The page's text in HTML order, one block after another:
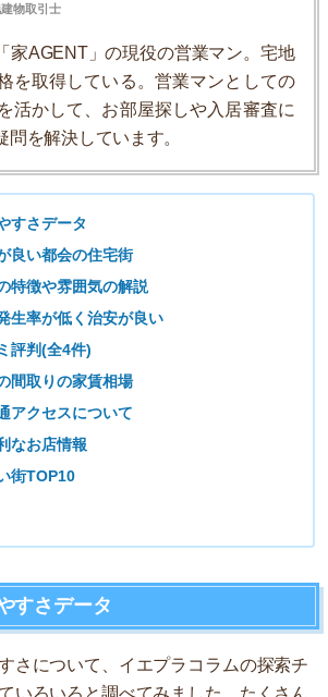
物取引士
家AGENT」の現役の営業マン。宅地
を取得している。営業マンとしての
活かして、お部屋探しや入居審査に
問を解決しています。
すさデータ
良い都会の住宅街
特徴や雰囲気の解説
生率が低く治安が良い
評判(全4件)
間取りの家賃相場
アクセスについて
なお店情報
街TOP10
すさデータ
さについて、イエプラコラムの探索チ
いろいろと調べてみました。たくさん